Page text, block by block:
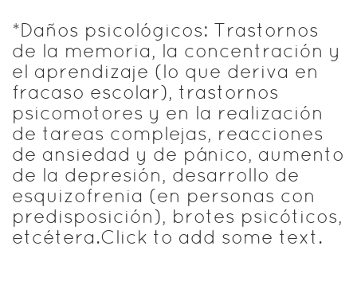
*Daños psicológicos: Trastornos
de la memoria, la concentración y
el aprendizaje (lo que deriva en
fracaso escolar), trastornos
psicomotores y en la realización
de tareas complejas, reacciones
de ansiedad y de pánico, aumento
de la depresión, desarrollo de
esquizofrenia (en personas con
predisposición), brotes psicóticos,
etcétera.Click to add some text.